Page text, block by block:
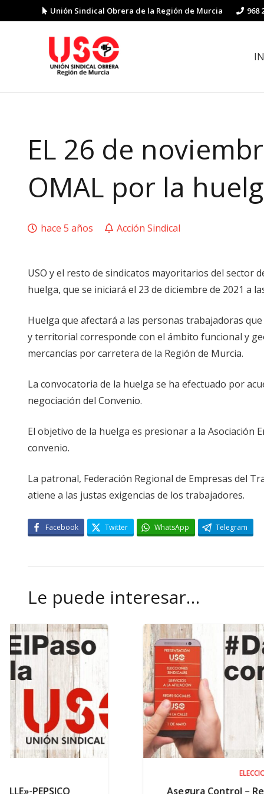
Unión Sindical Obrera de la Región de Murcia 968
EL 26 de
OMAL por la
hace 5 años Acción Sindical
USO y el resto de sindicatos mayoritarios del sector
huelga, que se iniciará el 23 de diciembre de 2021 a
Huelga que afectará a las personas trabajadoras
y territorial corresponde con el ámbito funcional y
mercancías por carretera de la Región de Murcia.
La convocatoria de la huelga se ha efectuado por
negociación del Convenio.
El objetivo de la huelga es presionar a la Asociación
convenio.
La patronal, Federación Regional de Empresas del
atiene a las justas exigencias de los trabajadores.
Facebook Twitter WhatsApp Telegram
Le puede interesar…
Asegura Control – Resultados